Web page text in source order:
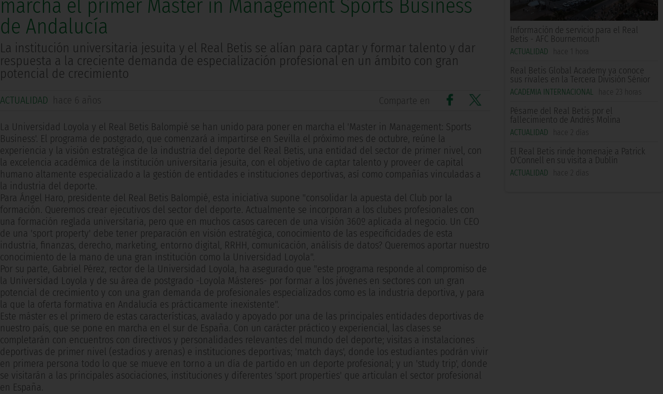
Información de servicio para el Real
Betis - AFC Bournemouth
ACTUALIDAD hace 1 hora
Real Betis Global Academy ya conoce
sus rivales en la Tercera División Sénior
ACADEMIA INTERNACIONAL hace 23 horas
Pésame del Real Betis por el
fallecimiento de Andrés Molina
ACTUALIDAD hace 2 días
El Real Betis rinde homenaje a Patrick
O'Connell en su visita a Dublín
ACTUALIDAD hace 2 días
marcha el primer Master in Management Sports Business
de Andalucía
La institución universitaria jesuita y el Real Betis se alían para captar y formar talento y dar
respuesta a la creciente demanda de especialización profesional en un ámbito con gran
potencial de crecimiento
ACTUALIDAD hace 6 años Comparte en
La Universidad Loyola y el Real Betis Balompié se han unido para poner en marcha el 'Master in Management: Sports
Business'. El programa de postgrado, que comenzará a impartirse en Sevilla el próximo mes de octubre, reúne la
experiencia y la visión estratégica de la industria del deporte del Real Betis, una entidad del sector de primer nivel, con
la excelencia académica de la institución universitaria jesuita, con el objetivo de captar talento y proveer de capital
humano altamente especializado a la gestión de entidades e instituciones deportivas, así como compañías vinculadas a
la industria del deporte.
Para Ángel Haro, presidente del Real Betis Balompié, esta iniciativa supone "consolidar la apuesta del Club por la
formación. Queremos crear ejecutivos del sector del deporte. Actualmente se incorporan a los clubes profesionales con
una formación reglada universitaria, pero que en muchos casos carecen de una visión 360º aplicada al negocio. Un CEO
de una 'sport property' debe tener preparación en visión estratégica, conocimiento de las especificidades de esta
industria, finanzas, derecho, marketing, entorno digital, RRHH, comunicación, análisis de datos? Queremos aportar nuestro
conocimiento de la mano de una gran institución como la Universidad Loyola".
Por su parte, Gabriel Pérez, rector de la Universidad Loyola, ha asegurado que "este programa responde al compromiso de
la Universidad Loyola y de su área de postgrado -Loyola Másteres- por formar a los jóvenes en sectores con un gran
potencial de crecimiento y con una gran demanda de profesionales especializados como es la industria deportiva, y para
la que la oferta formativa en Andalucía es prácticamente inexistente".
Este máster es el primero de estas características, avalado y apoyado por una de las principales entidades deportivas de
nuestro país, que se pone en marcha en el sur de España. Con un carácter práctico y experiencial, las clases se
completarán con encuentros con directivos y personalidades relevantes del mundo del deporte; visitas a instalaciones
deportivas de primer nivel (estadios y arenas) e instituciones deportivas; 'match days', donde los estudiantes podrán vivir
en primera persona todo lo que se mueve en torno a un día de partido en un deporte profesional; y un 'study trip', donde
se visitarán a las principales asociaciones, instituciones y diferentes 'sport properties' que articulan el sector profesional
en España.